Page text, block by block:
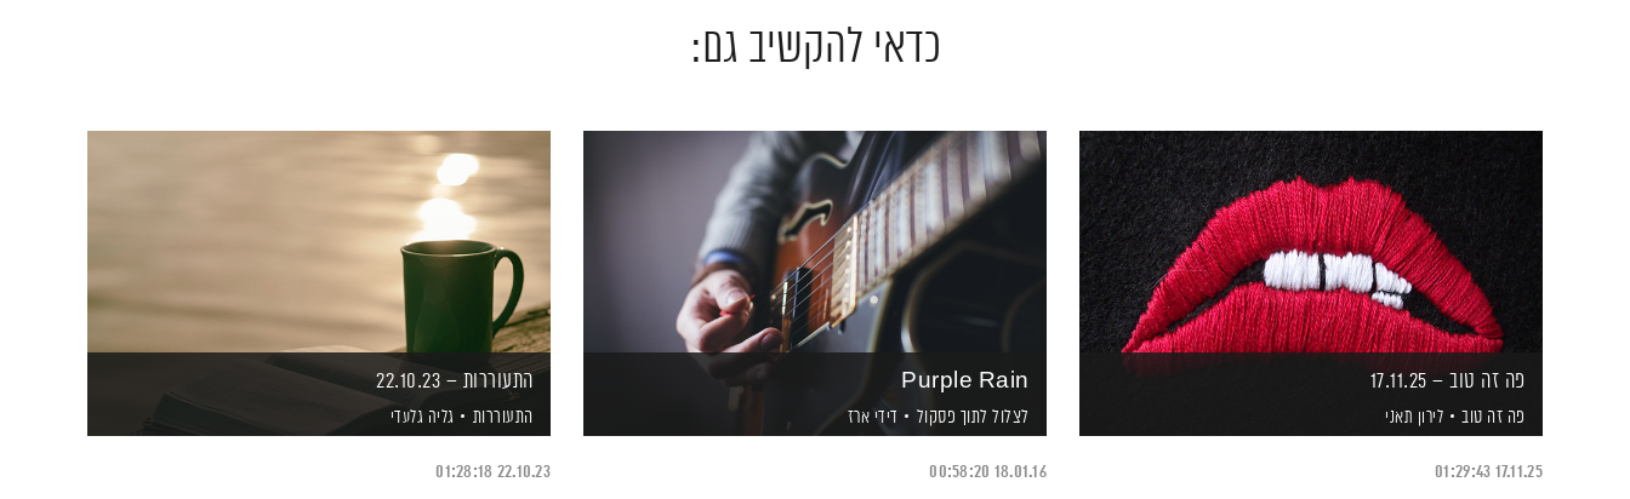
כדאי להקשיב גם:
פה זה טוב – 17.11.25
פה זה טוב לירון תאני
17.11.25
01:29:43
Purple Rain
לצלול לתוך פסקול דידי ארז
18.01.16
00:58:20
התעוררות – 22.10.23
התעוררות גליה גלעדי
22.10.23
01:28:18